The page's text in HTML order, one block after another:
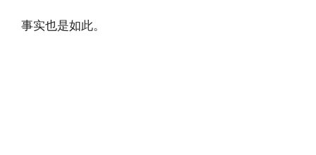
事实也是如此。